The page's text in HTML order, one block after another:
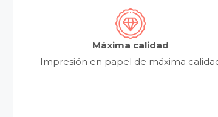
Máxima calidad
Impresión en papel de máxima